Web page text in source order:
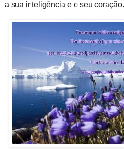
a sua inteligência e o seu coração.